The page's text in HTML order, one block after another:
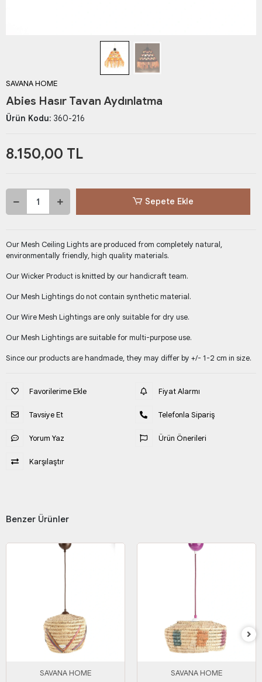
SAVANA HOME
Abies Hasır Tavan Aydınlatma
Ürün Kodu: 360-216
8.150,00 TL
Sepete Ekle
Our Mesh Ceiling Lights are produced from completely natural,
environmentally friendly, high quality materials.
Our Wicker Product is knitted by our handicraft team.
Our Mesh Lightings do not contain synthetic material.
Our Wire Mesh Lightings are only suitable for dry use.
Our Mesh Lightings are suitable for multi-purpose use.
Since our products are handmade, they may differ by +/- 1-2 cm in size.
Favorilerime Ekle
Tavsiye Et
Yorum Yaz
Karşılaştır
Fiyat Alarmı
Telefonla Sipariş
Ürün Önerileri
Benzer Ürünler
SAVANA HOME
SAVANA HOME